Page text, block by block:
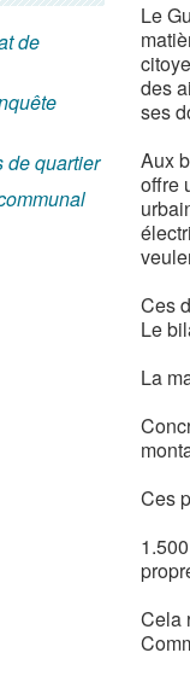
de
de quartier
Le
des
ses
Aux
offre
Ces
Le
La
Ces
Cela